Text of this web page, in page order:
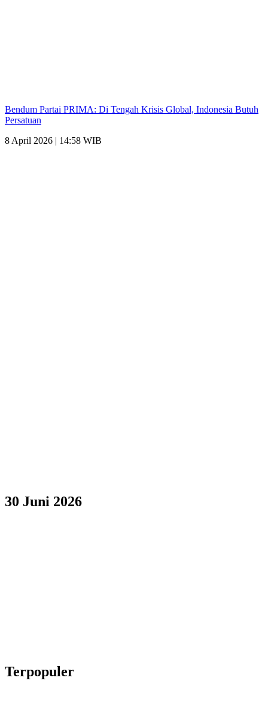
Bendum Partai PRIMA: Di Tengah Krisis Global, Indonesia Butuh
Persatuan
8 April 2026 | 14:58 WIB
30 Juni 2026
Terpopuler